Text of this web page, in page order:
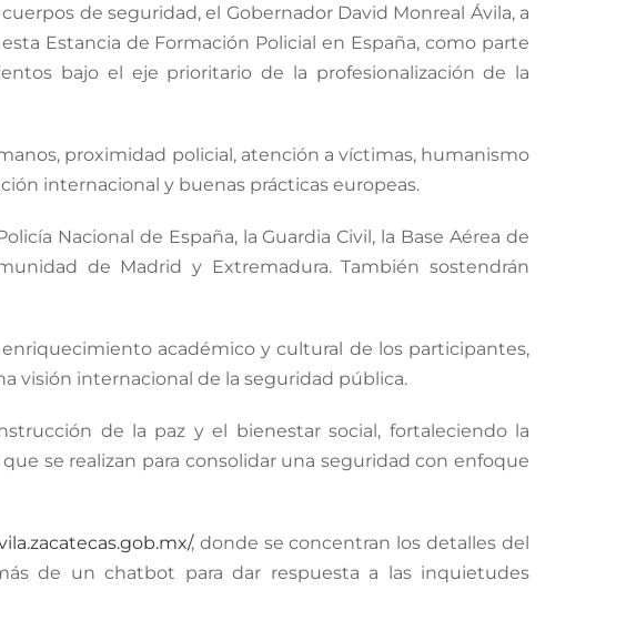
de seguridad, el Gobernador David Monreal Ávila, a
Estancia de Formación Policial en España, como parte
bajo el eje prioritario de la profesionalización de la
proximidad policial, atención a víctimas, humanismo
internacional y buenas prácticas europeas.
Nacional de España, la Guardia Civil, la Base Aérea de
de Madrid y Extremadura. También sostendrán
académico y cultural de los participantes,
visión internacional de la seguridad pública.
de la paz y el bienestar social, fortaleciendo la
se realizan para consolidar una seguridad con enfoque
, donde se concentran los detalles del
de un chatbot para dar respuesta a las inquietudes